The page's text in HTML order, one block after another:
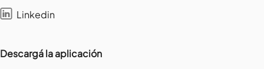
Linkedin
Descargá la aplicación